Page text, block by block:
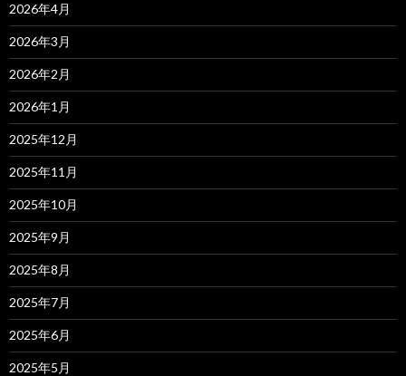
2026年4月
2026年3月
2026年2月
2026年1月
2025年12月
2025年11月
2025年10月
2025年9月
2025年8月
2025年7月
2025年6月
2025年5月